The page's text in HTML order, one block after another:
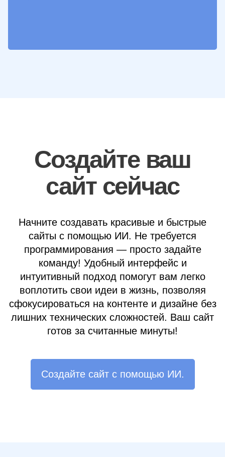
Создайте ваш
сайт сейчас
Начните создавать красивые и быстрые
сайты с помощью ИИ. Не требуется
программирования — просто задайте
команду! Удобный интерфейс и
интуитивный подход помогут вам легко
воплотить свои идеи в жизнь, позволяя
сфокусироваться на контенте и дизайне без
лишних технических сложностей. Ваш сайт
готов за считанные минуты!
Создайте сайт с помощью ИИ.